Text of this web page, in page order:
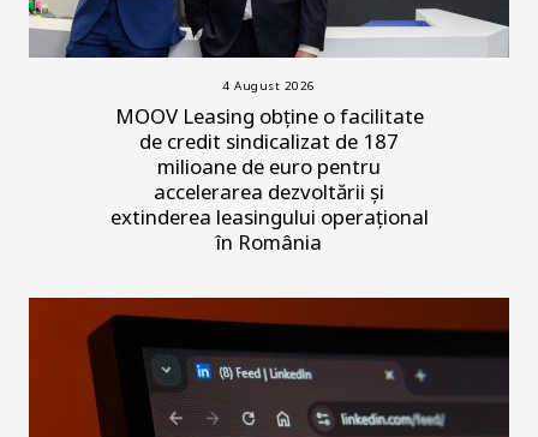
4 August 2026
MOOV Leasing obține o facilitate
de credit sindicalizat de 187
milioane de euro pentru
accelerarea dezvoltării și
extinderea leasingului operațional
în România